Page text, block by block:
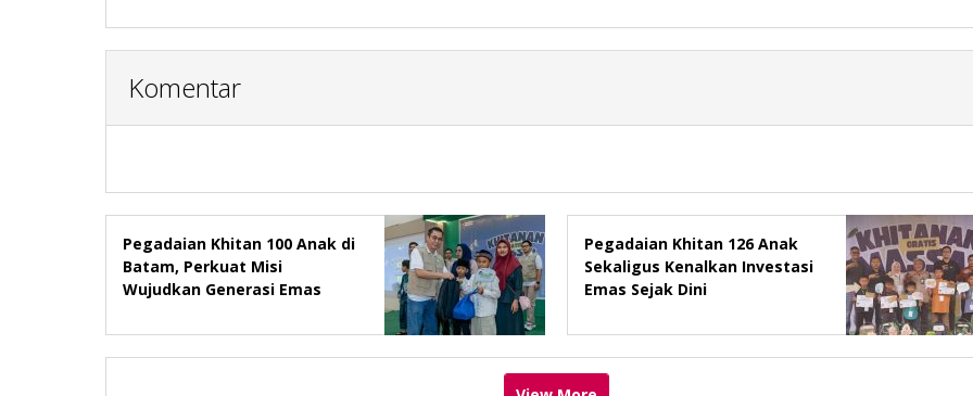
Komentar
Pegadaian Khitan 100 Anak di
Batam, Perkuat Misi
Wujudkan Generasi Emas
Pegadaian Khitan 126 Anak
Sekaligus Kenalkan Investasi
Emas Sejak Dini